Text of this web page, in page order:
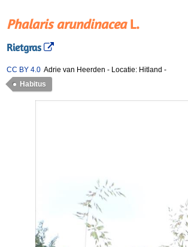
Phalaris arundinaceaL.
Rietgras
CC BY 4.0 Adrie van Heerden - Locatie: Hitland -
Habitus